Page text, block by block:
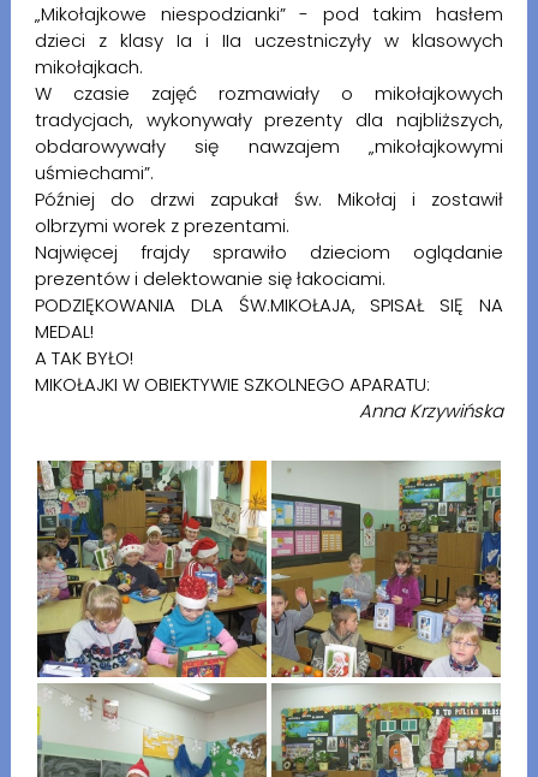
„Mikołajkowe niespodzianki” - pod takim hasłem
dzieci z klasy Ia i IIa uczestniczyły w klasowych
mikołajkach.
W czasie zajęć rozmawiały o mikołajkowych
tradycjach, wykonywały prezenty dla najbliższych,
obdarowywały się nawzajem „mikołajkowymi
uśmiechami”.
Później do drzwi zapukał św. Mikołaj i zostawił
olbrzymi worek z prezentami.
Najwięcej frajdy sprawiło dzieciom oglądanie
prezentów i delektowanie się łakociami.
PODZIĘKOWANIA DLA ŚW.MIKOŁAJA, SPISAŁ SIĘ NA
MEDAL!
A TAK BYŁO!
MIKOŁAJKI W OBIEKTYWIE SZKOLNEGO APARATU:
Anna Krzywińska